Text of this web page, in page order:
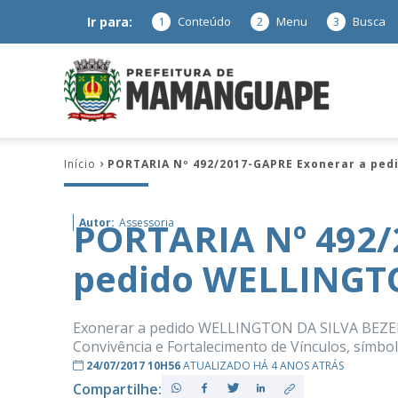
Ir para: 1 Conteúdo 2 Menu 3 Busca
Mamanguape
–
Início PORTARIA Nº 492/2017-GAPRE Exonerar a
Autor: Assessoria
PORTARIA Nº
pedido
Exonerar a pedido WELLINGTON DA SILVA
Convivência e Fortalecimento de Vínculos,
24/07/2017 10H56ATUALIZADO HÁ 4 ANOS ATRÁS
Compartilhe: